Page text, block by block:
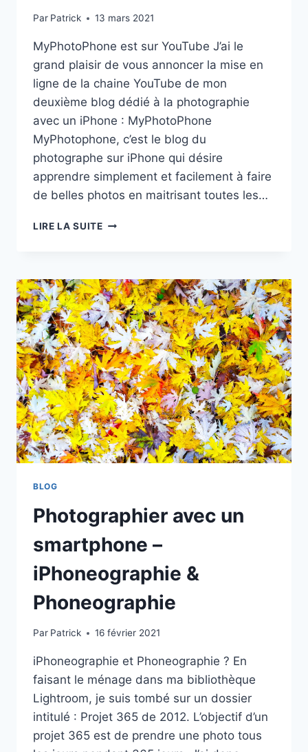
Par Patrick 13 mars 2021
MyPhotoPhone est sur YouTube J’ai le
grand plaisir de vous annoncer la mise en
ligne de la chaine YouTube de mon
deuxième blog dédié à la photographie
avec un iPhone : MyPhotoPhone
MyPhotophone, c’est le blog du
photographe sur iPhone qui désire
apprendre simplement et facilement à faire
de belles photos en maitrisant toutes les…
LIRE LA SUITECHAINE
PHOTOGRAPHIE
AVEC
UN
IPHONE
BLOG
Photographier avec un
smartphone –
iPhoneographie &
Phoneographie
Par Patrick 16 février 2021
iPhoneographie et Phoneographie ? En
faisant le ménage dans ma bibliothèque
Lightroom, je suis tombé sur un dossier
intitulé : Projet 365 de 2012. L’objectif d’un
projet 365 est de prendre une photo tous